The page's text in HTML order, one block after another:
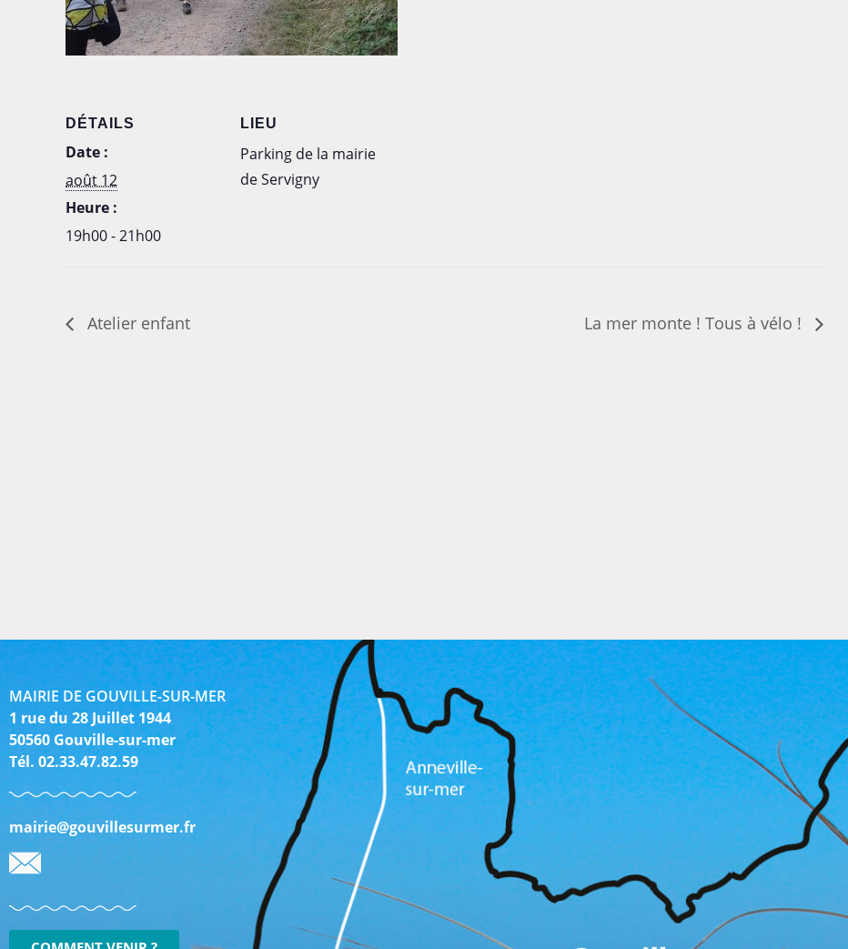
DÉTAILS
Date :
août 12
Heure :
19h00 - 21h00
LIEU
Parking de la mairie
de Servigny
Atelier enfant La mer monte ! Tous à vélo !
MAIRIE DE GOUVILLE-SUR-MER
1 rue du 28 Juillet 1944
50560 Gouville-sur-mer
Tél. 02.33.47.82.59
mairie@gouvillesurmer.fr